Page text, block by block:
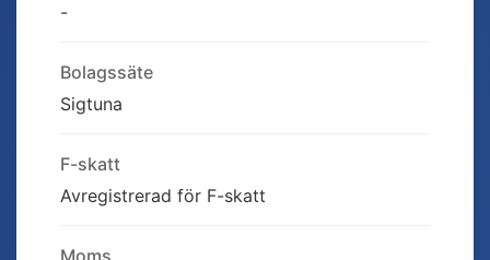
-
Bolagssäte
Sigtuna
F-skatt
Avregistrerad för F-skatt